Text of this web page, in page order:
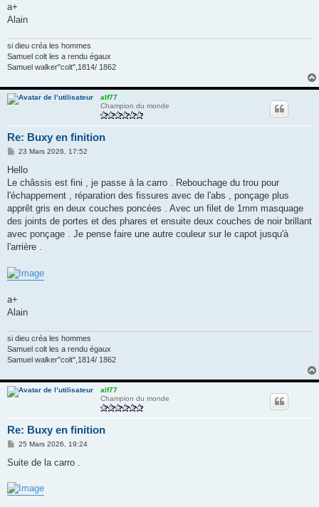
a+
Alain
si dieu créa les hommes
Samuel colt les a rendu égaux
Samuel walker"colt",1814/ 1862
alf77
Champion du monde
Re: Buxy en finition
M
s
a
g
23 Mars 2026, 17:52
Hello
Le châssis est fini , je passe à la carro . Rebouchage du trou pour
l'échappement , réparation des fissures avec de l'abs , ponçage plus
apprêt gris en deux couches poncées . Avec un filet de 1mm masquage
des joints de portes et des phares et ensuite deux couches de noir brillant
avec ponçage . Je pense faire une autre couleur sur le capot jusqu'à
l'arrière .
a+
Alain
si dieu créa les hommes
Samuel colt les a rendu égaux
Samuel walker"colt",1814/ 1862
alf77
Champion du monde
Re: Buxy en finition
M
s
g
e
25 Mars 2026, 19:24
Suite de la carro .